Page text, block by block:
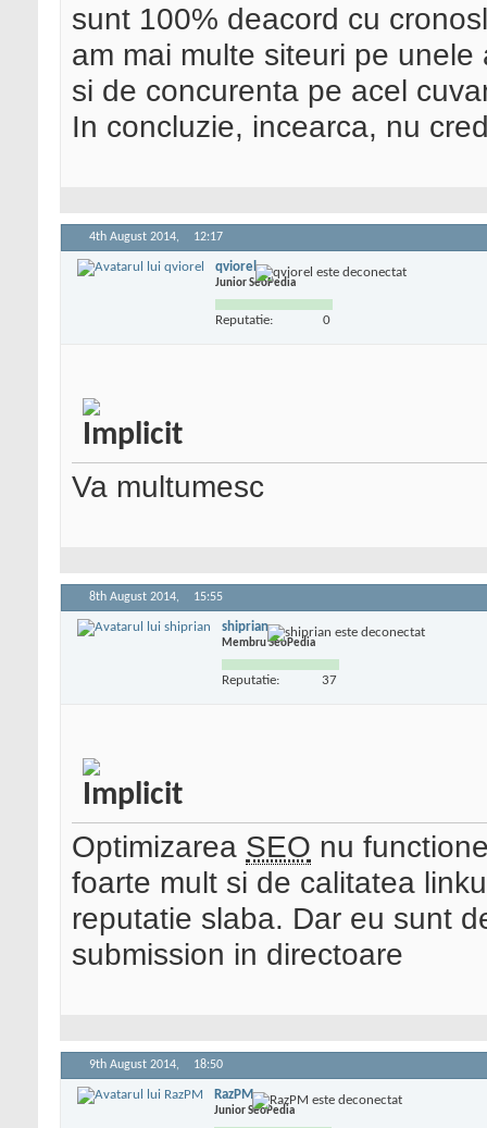
sunt 100% deacord cu
am mai multe siteuri pe
si de concurenta pe acel
In concluzie, incearca, nu
4th August 2014, 12:17
qviorel
Junior SeoPedia
Reputatie: 0
Va multumesc
8th August 2014, 15:55
shiprian
Membru SeoPedia
Reputatie: 37
Optimizarea SEO nu
foarte mult si de calitatea
reputatie slaba. Dar eu sunt
submission in directoare
9th August 2014, 18:50
RazPM
Junior SeoPedia